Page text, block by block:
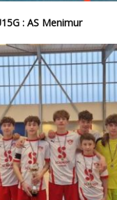
U15G : AS Menimur